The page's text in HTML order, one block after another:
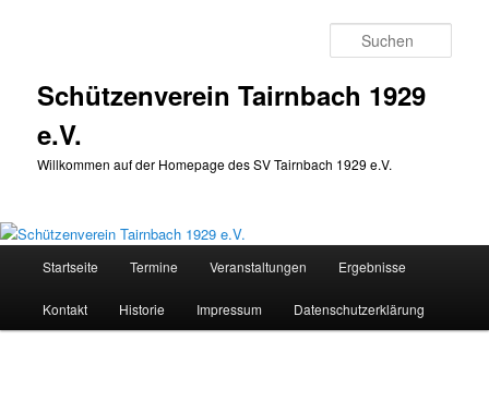
Schützenverein Tairnbach 1929
e.V.
Willkommen auf der Homepage des SV Tairnbach 1929 e.V.
Startseite Termine Veranstaltungen Ergebnisse
Kontakt Historie Impressum Datenschutzerklärung